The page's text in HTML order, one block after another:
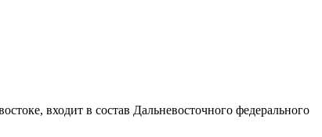
входит в состав Дальневосточного федерального